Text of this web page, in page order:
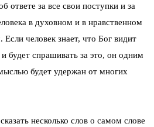
ответе за все свои поступки и за
в духовном и в нравственном
человек знает, что Бог видит
будет спрашивать за это, он одним
будет удержан от многих
несколько слов о самом слове